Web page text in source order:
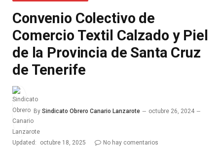
Convenio Colectivo de
Comercio Textil Calzado y Piel
de la Provincia de Santa Cruz
de Tenerife
By Sindicato Obrero Canario Lanzarote octubre 26, 2024
Updated: octubre 18, 2025
No hay comentarios